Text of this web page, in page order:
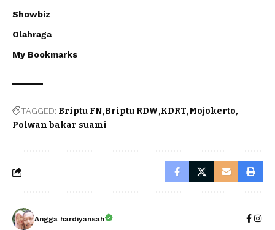
Showbiz
Olahraga
My Bookmarks
TAGGED: Briptu FN Briptu RDW KDRT Mojokerto
Polwan bakar suami
Angga hardiyansah